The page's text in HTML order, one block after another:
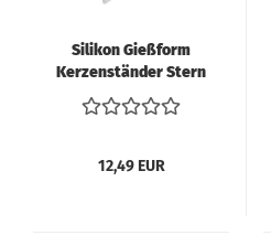
Silikon Gießform
Kerzenständer Stern
Rayher
12,49 EUR